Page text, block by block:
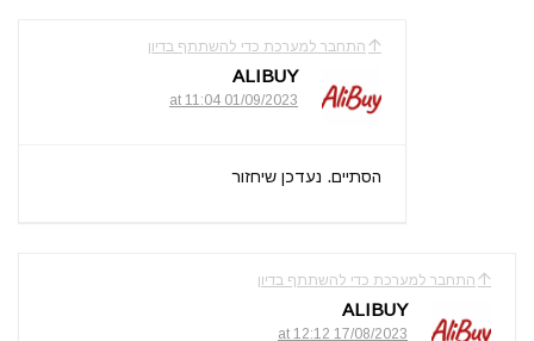
התחבר למערכת כדי להשתתף בדיון
ALIBUY
01/09/2023 at 11:04
הסתיים. נעדכן שיחזור
התחבר למערכת כדי להשתתף בדיון
ALIBUY
17/08/2023 at 12:12